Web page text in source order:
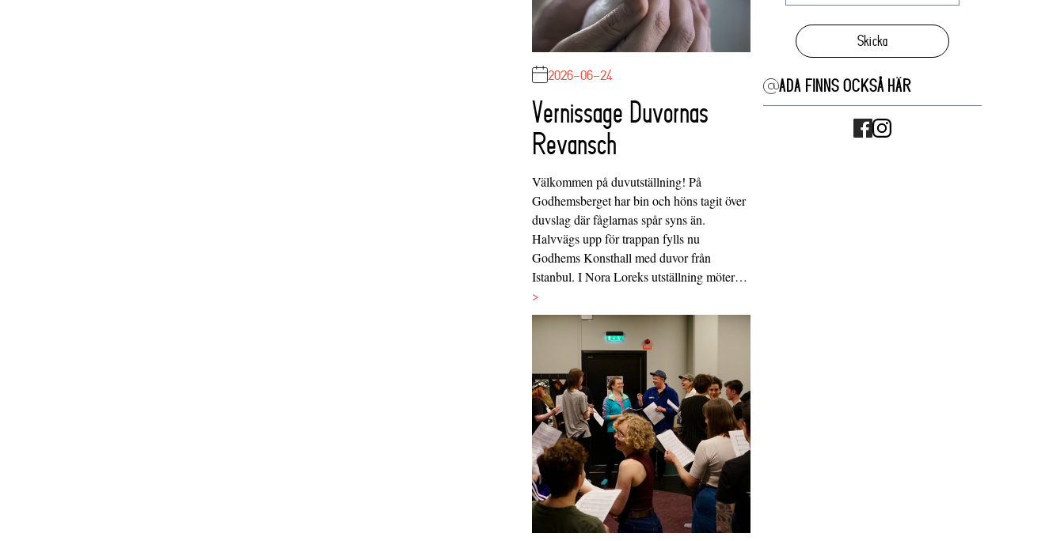
2026-06-24
Vernissage Duvornas
Revansch
Välkommen på duvutställning! På
Godhemsberget har bin och höns tagit över
duvslag där fåglarnas spår syns än.
Halvvägs upp för trappan fylls nu
Godhems Konsthall med duvor från
Istanbul. I Nora Loreks utställning möter…
>
Skicka
ADA FINNS OCKSÅ HÄR